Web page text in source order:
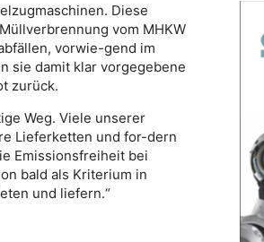
Diese
vom MHKW
vorwie-gend im
sie damit klar vorgegebene
zurück.
Weg. Viele unserer
Lieferketten und for-dern
Emissionsfreiheit bei
bald als Kriterium in
und liefern.“